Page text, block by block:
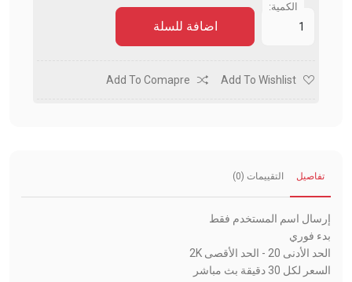
الكمية:
اضافة للسلة
Add To Wishlist
Add To Comapre
تفاصيل التقييمات (0)
إرسال اسم المستخدم فقط
بدء فوري
الحد الأدنى 20 - الحد الأقصى 2K
السعر لكل 30 دقيقة بث مباشر